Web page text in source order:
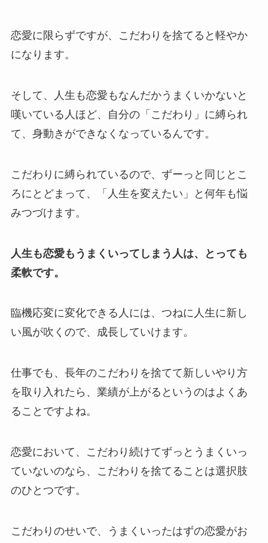
恋愛に限らずですが、こだわりを捨てると軽やか
になります。
そして、人生も恋愛もなんだかうまくいかないと
嘆いている人ほど、自分の「こだわり」に縛られ
て、身動きができなくなっているんです。
こだわりに縛られているので、ずーっと同じとこ
ろにとどまって、「人生を変えたい」と何年も悩
みつづけます。
人生も恋愛もうまくいってしまう人は、とっても
柔軟です。
臨機応変に変化できる人には、つねに人生に新し
い風が吹くので、成長していけます。
仕事でも、長年のこだわりを捨てて新しいやり方
を取り入れたら、業績が上がるというのはよくあ
ることですよね。
恋愛において、こだわり続けてずっとうまくいっ
ていないのなら、こだわりを捨てることは選択肢
のひとつです。
こだわりのせいで、うまくいったはずの恋愛がお